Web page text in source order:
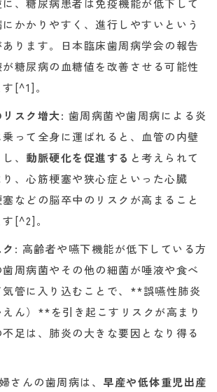
、糖尿病患者は免疫機能が低下して
かかりやすく、進行しやすいという
ります。日本臨床歯周病学会の報告
糖尿病の血糖値を改善させる可能性
[^1]。
スク増大: 歯周病菌や歯周病による炎
って全身に運ばれると、血管の内壁
、 動脈硬化を促進する と考えられて
、心筋梗塞や狭心症といった心臓
などの脳卒中のリスクが高まること
[^2]。
: 高齢者や嚥下機能が低下している方
周病菌やその他の細菌が唾液や食べ
管に入り込むことで、**誤嚥性肺炎
えん）**を引き起こすリスクが高まり
足は、肺炎の大きな要因となり得る
さんの歯周病は、 早産や低体重児出産